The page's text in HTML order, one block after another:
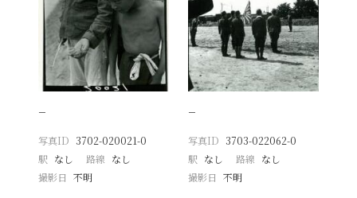
−
写真ID 3702-020021-0
駅 なし 路線 なし
撮影日
不明
−
写真ID 3703-022062-0
駅 なし 路線 なし
撮影日 不明